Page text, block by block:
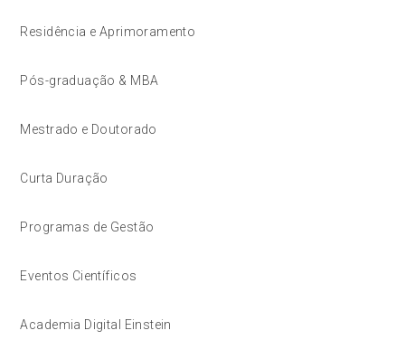
Residência e Aprimoramento
Pós-graduação & MBA
Mestrado e Doutorado
Curta Duração
Programas de Gestão
Eventos Científicos
Academia Digital Einstein